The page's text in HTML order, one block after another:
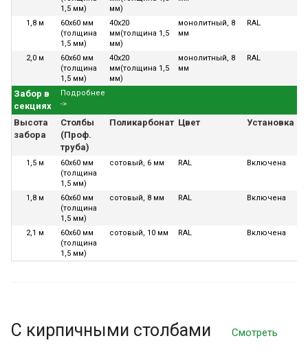
1,5 мм)
мм)
1,8 м
60х60 мм
(толщина
1,5 мм)
40х20
мм(толщина 1,5
мм)
монолитный, 8
мм
RAL
2,0 м
60х60 мм
(толщина
1,5 мм)
40х20
мм(толщина 1,5
мм)
монолитный, 8
мм
RAL
Забор в
секциях
Подробнее
->
Высота
забора
Столбы
(Проф.
труба)
Поликарбонат Цвет Установка
1,5 м
60х60 мм
(толщина
1,5 мм)
сотовый, 6 мм RAL Включена
1,8 м
60х60 мм
(толщина
1,5 мм)
сотовый, 8 мм RAL Включена
2,1 м
60х60 мм
(толщина
1,5 мм)
сотовый, 10 мм RAL Включена
С кирпичными столбами Смотреть